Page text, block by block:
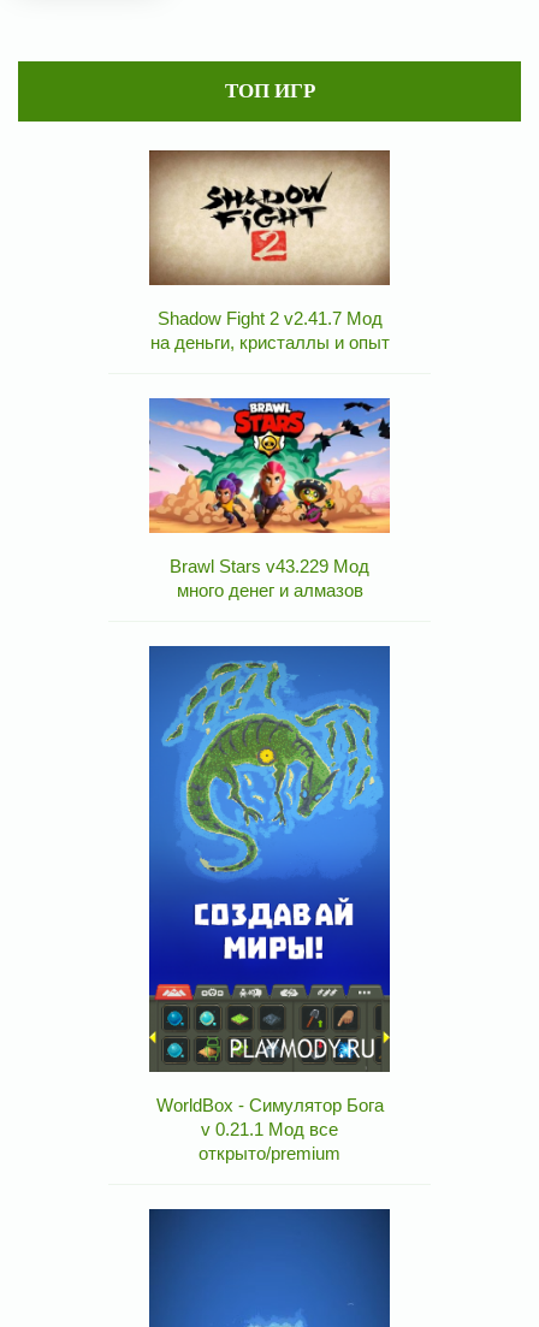
ТОП ИГР
Shadow Fight 2 v2.41.7 Мод
на деньги, кристаллы и опыт
Brawl Stars v43.229 Мод
много денег и алмазов
WorldBox - Симулятор Бога
v 0.21.1 Мод все
открыто/premium